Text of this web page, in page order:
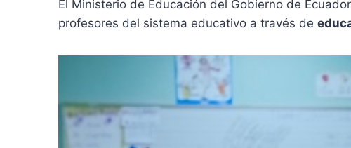
El Ministerio de Educación del Gobierno de
profesores del sistema educativo a través de